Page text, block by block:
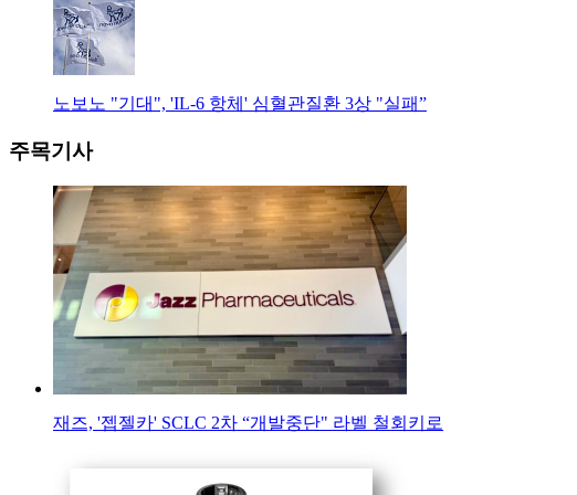
노보노 "기대", 'IL-6 항체' 심혈관질환 3상 "실패”
주목기사
재즈, '젭젤카' SCLC 2차 “개발중단" 라벨 철회키로